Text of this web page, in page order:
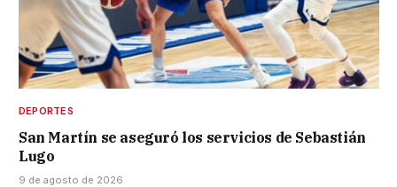
DEPORTES
San Martín se aseguró los servicios de Sebastián
Lugo
9 de agosto de 2026